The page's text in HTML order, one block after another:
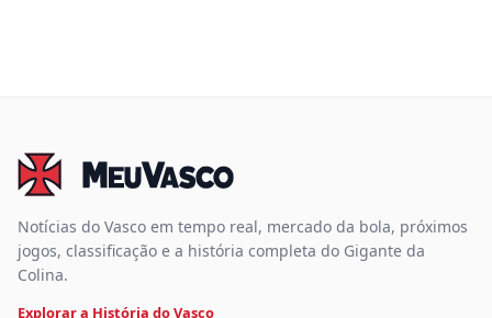
Notícias do Vasco em tempo real, mercado da bola, próximos
jogos, classificação e a história completa do Gigante da
Colina.
Explorar a História do Vasco